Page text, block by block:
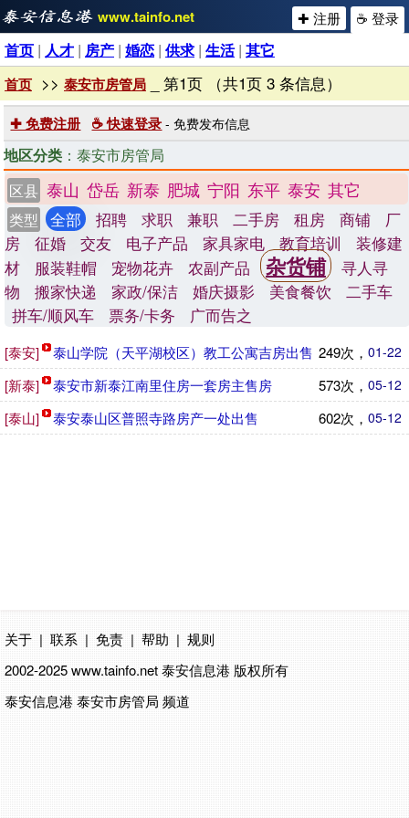
www.tainfo.net ☕ 登录
✚ 注册
首页 | 人才 | 房产 | 婚恋 | 供求| 生活| 其它
首页 >> 泰安市房管局 _ 第1页 （共1页 3 条信息）
✚ 免费注册 ☕ 快速登录 - 免费发布信息
地区分类 ：泰安市房管局
区县 泰山 岱岳 新泰 肥城 宁阳 东平 泰安 其它
类型 全部 招聘 求职 兼职 二手房 租房 商铺
厂
房
征婚 交友 电子产品 家具家电 教育培训
装修建
材
服装鞋帽 宠物花卉 农副产品 杂货铺
寻人寻
物
搬家快递 家政/保洁 婚庆摄影 美食餐饮
二手车
拼车/顺风车
票务/卡务 广而告之
01-22
249次，
[泰安] 泰山学院（天平湖校区）教工公寓吉房出售
05-12
573次，
[新泰] 泰安市新泰江南里住房一套房主售房
05-12
602次，
[泰山] 泰安泰山区普照寺路房产一处出售
关于 | 联系 | 免责 | 帮助 | 规则
2002-2025 www.tainfo.net泰安信息港 版权所有
泰安信息港 泰安市房管局 频道